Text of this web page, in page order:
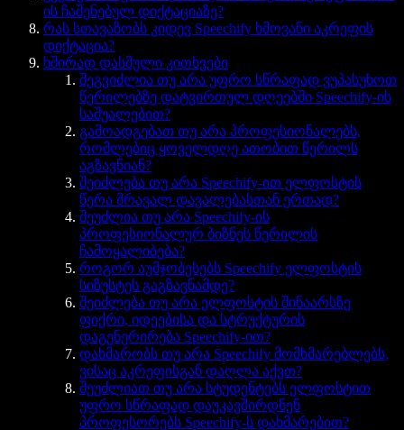
ის ჩაშენებულ დიქტაციაზე?
რას სთავაზობს კიდევ Speechify ხმოვანი აკრეფის
დიქტაცია?
ხშირად დასმული კითხვები
შეგვიძლია თუ არა უფრო სწრაფად ვუპასუხოთ
წერილებზე დატვირთულ დღეებში Speechify-ის
საშუალებით?
გამოადგებათ თუ არა პროფესიონალებს,
რომლებიც ყოველდღე ათობით წერილს
აგზავნიან?
შეიძლება თუ არა Speechify-ით ელფოსტის
წერა მრავალ დავალებასთან ერთად?
შეუძლია თუ არა Speechify-ის
პროფესიონალურ ბიზნეს წერილის
ჩამოყალიბება?
როგორ აუმჯობესებს Speechify ელფოსტის
სიზუსტეს გაგზავნამდე?
შეიძლება თუ არა ელფოსტის შინაარსზე
ფიქრი, იდეებისა და სტრუქტურის
დაგენერირება Speechify-ით?
დახმარობს თუ არა Speechify მომხმარებლებს,
ვისაც აკრეფისგან დაღლა აქვთ?
შეუძლიათ თუ არა სტუდენტებს ელფოსტით
უფრო სწრაფად დაუკავშირდნენ
პროფესორებს Speechify-ს დახმარებით?